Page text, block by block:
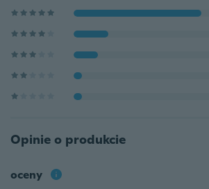
Opinie o produkcie
oceny